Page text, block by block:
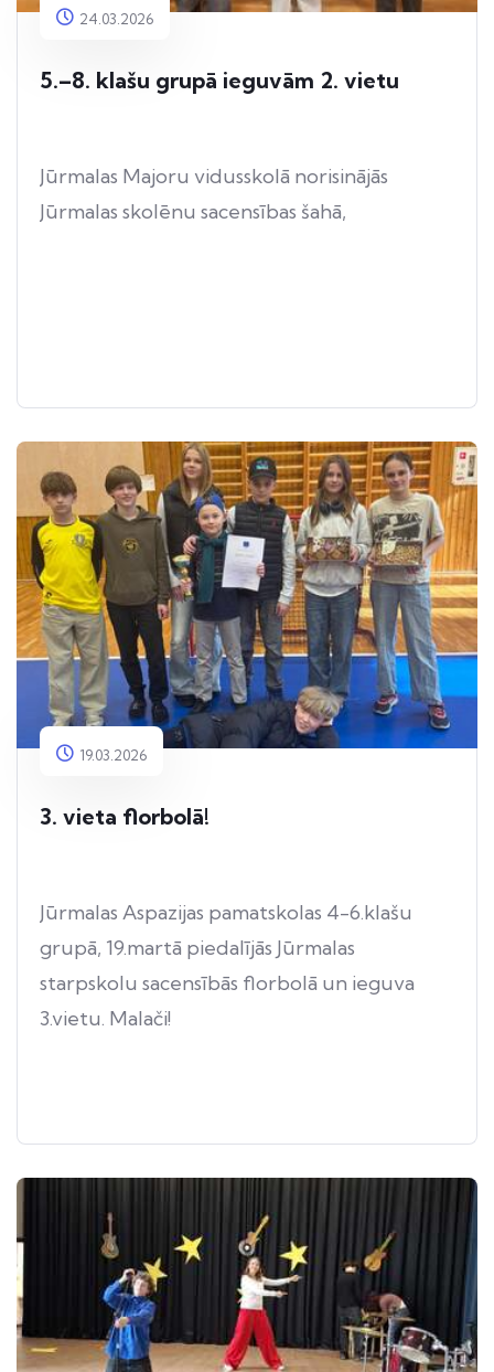
24.03.2026
5.–8. klašu grupā ieguvām 2. vietu
Jūrmalas Majoru vidusskolā norisinājās
Jūrmalas skolēnu sacensības šahā,
19.03.2026
3. vieta florbolā!
Jūrmalas Aspazijas pamatskolas 4-6.klašu
grupā, 19.martā piedalījās Jūrmalas
starpskolu sacensībās florbolā un ieguva
3.vietu. Malači!